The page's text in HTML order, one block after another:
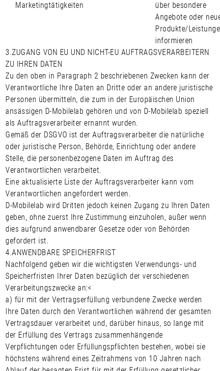
Marketingtätigkeiten
über besondere
Angebote oder
Produkte/
informieren
3.ZUGANG VON EU UND NICHT-EU AUFTRAGSVERARBEITERN
ZU IHREN DATEN
Zu den oben in Paragraph 2 beschriebenen Zwecken kann der
Verantwortliche Ihre Daten an Dritte oder an andere juristische
Personen übermitteln, die zum in der Europäischen Union
ansässigen D-Mobilelab gehören und von D-Mobilelab speziell
als Auftragsverarbeiter ernannt wurden.
Gemäß der DSGVO ist der Auftragsverarbeiter die natürliche
oder juristische Person, Behörde, Einrichtung oder andere
Stelle, die personenbezogene Daten im Auftrag des
Verantwortlichen verarbeitet.
Eine aktualisierte Liste der Auftragsverarbeiter kann vom
Verantwortlichen angefordert werden.
D-Mobilelab wird Dritten jedoch keinen Zugang zu Ihren Daten
geben, ohne zuerst Ihre Zustimmung einzuholen, außer wenn
dies aufgrund anwendbarer Gesetze oder von Behörden
gefordert ist.
4.ANWENDBARE SPEICHERFRIST
Nachfolgend geben wir die wichtigsten Verwendungs- und
Speicherfristen Ihrer Daten bezüglich der verschiedenen
Verarbeitungszwecke an:<
a) für mit der Vertragserfüllung verbundene Zwecke werden
Ihre Daten durch den Verantwortlichen während der gesamten
Vertragsdauer verarbeitet und, darüber hinaus, so lange mit
der Erfüllung des Vertrags zusammenhängende
Verpflichtungen oder Erfüllungspflichten bestehen, wobei sie
höchstens während eines Zeitrahmens von 10 Jahren nach